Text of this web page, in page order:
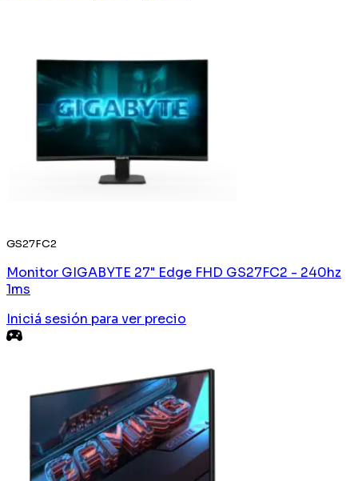
GS27FC2
Monitor GIGABYTE 27" Edge FHD GS27FC2 - 240hz
1ms
Iniciá sesión para ver precio